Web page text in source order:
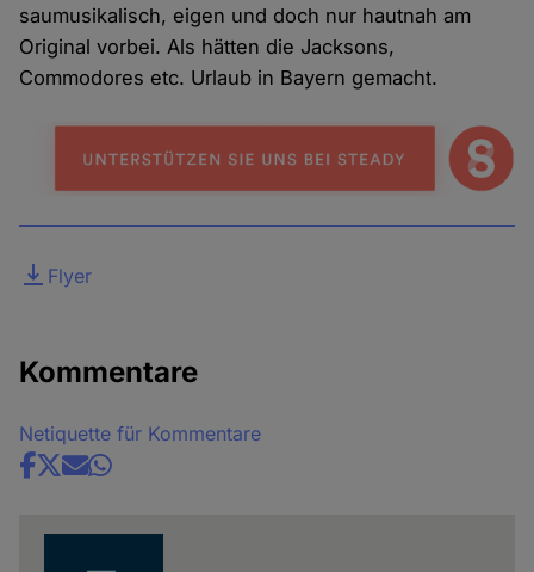
saumusikalisch, eigen und doch nur hautnah am
Original vorbei. Als hätten die Jacksons,
Commodores etc. Urlaub in Bayern gemacht.
DateiFlyer
Kommentare
Netiquette für Kommentare
Share